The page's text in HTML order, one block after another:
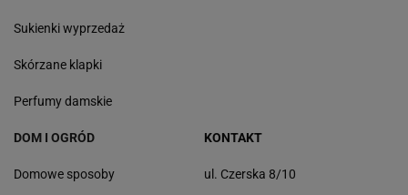
Sukienki wyprzedaż
Skórzane klapki
Perfumy damskie
DOM I OGRÓD
Domowe sposoby
KONTAKT
ul. Czerska 8/10